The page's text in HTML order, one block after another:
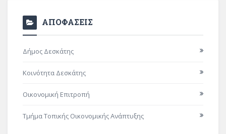
ΑΠΟΦΑΣΕΙΣ
Δήμος Δεσκάτης
Κοινότητα Δεσκάτης
Οικονομική Επιτροπή
Τμήμα Τοπικής Οικονομικής Ανάπτυξης